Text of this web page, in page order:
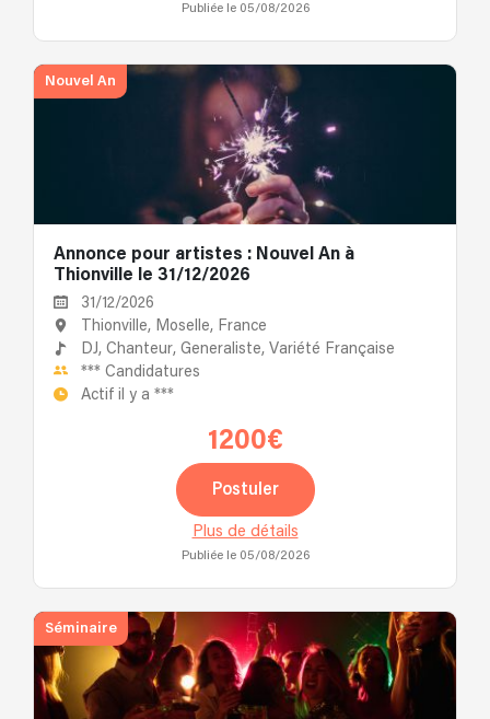
Publiée le 05/08/2026
Nouvel An
Annonce pour artistes : Nouvel An à
Thionville le 31/12/2026
31/12/2026
Thionville, Moselle, France
DJ, Chanteur, Generaliste, Variété Française
*** Candidatures
Actif il y a ***
1200€
Postuler
Plus de détails
Publiée le 05/08/2026
Séminaire